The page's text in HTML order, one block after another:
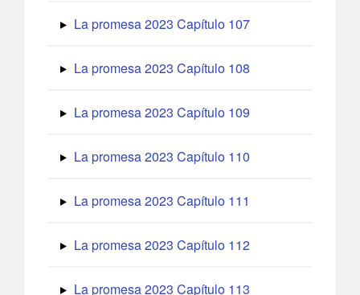
La promesa 2023 Capítulo 107
La promesa 2023 Capítulo 108
La promesa 2023 Capítulo 109
La promesa 2023 Capítulo 110
La promesa 2023 Capítulo 111
La promesa 2023 Capítulo 112
La promesa 2023 Capítulo 113